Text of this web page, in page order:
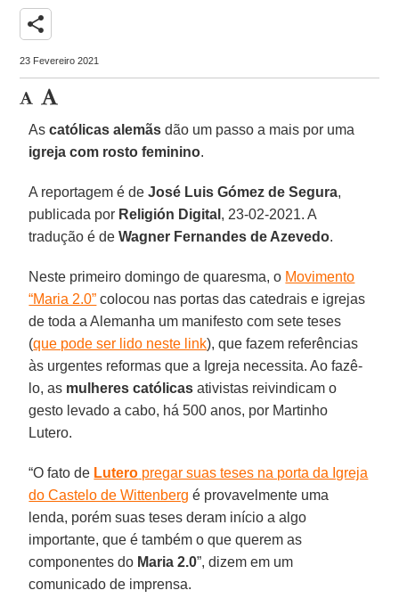
share
23 Fevereiro 2021
Ascatólicas alemãs dão um passo a mais por uma
igreja com rosto feminino.
A reportagem é deJosé Luis Gómez de Segura,
publicada por Religión Digital , 23-02-2021. A
tradução é deWagner Fernandes de Azevedo.
Neste primeiro domingo de quaresma, o Movimento
“Maria 2.0” colocou nas portas das catedrais e igrejas
de toda a Alemanha um manifesto com sete teses
(que pode ser lido neste link), que fazem referências
às urgentes reformas que a Igreja necessita. Ao fazê-
lo, as mulheres católicas ativistas reivindicam o
gesto levado a cabo, há 500 anos, por Martinho
Lutero.
“O fato de Lutero pregar suas teses na porta da Igreja
do Castelo de Wittenberg é provavelmente uma
lenda, porém suas teses deram início a algo
importante, que é também o que querem as
componentes do Maria 2.0”, dizem em um
comunicado de imprensa.